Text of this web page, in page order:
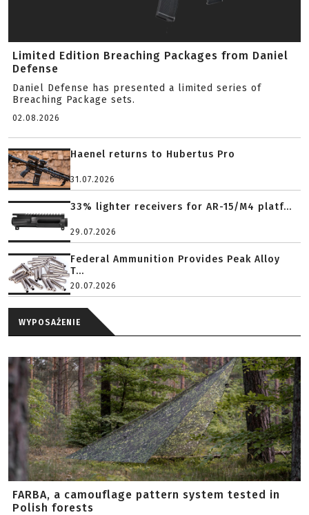
Limited Edition Breaching Packages from Daniel
Defense
Daniel Defense has presented a limited series of
Breaching Package sets.
02.08.2026
Haenel returns to Hubertus Pro
31.07.2026
33% lighter receivers for AR-15/M4 platf...
29.07.2026
Federal Ammunition Provides Peak Alloy
T...
20.07.2026
WYPOSAŻENIE
FARBA, a camouflage pattern system tested in
Polish forests